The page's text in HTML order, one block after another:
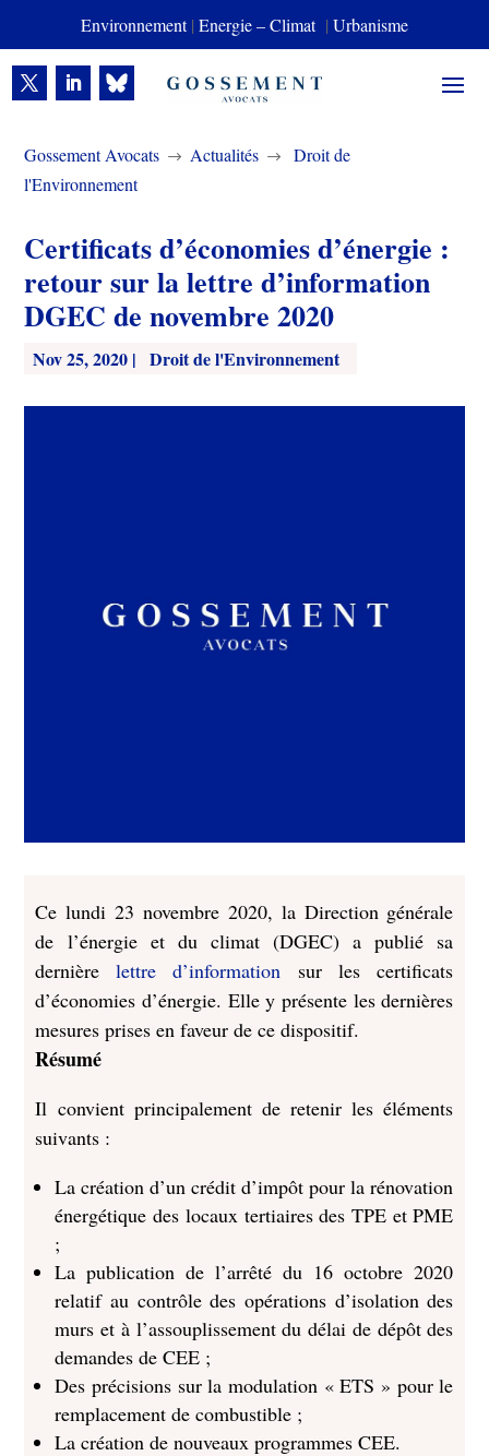
Environnement| Energie – Climat | Urbanisme
Gossement Avocats $ Actualités $
Droit de
l'Environnement
Certificats d’économies d’énergie :
retour sur la lettre d’information
DGEC de novembre 2020
Nov 25, 2020 | Droit de l'Environnement
Ce lundi 23 novembre 2020, la Direction générale
de l’énergie et du climat (DGEC) a publié sa
dernièrelettre d’information sur les certificats
d’économies d’énergie. Elle y présente les dernières
mesures prises en faveur de ce dispositif.
Résumé
Il convient principalement de retenir les éléments
suivants :
La création d’un crédit d’impôt pour la rénovation
énergétique des locaux tertiaires des TPE et PME
;
La publication de l’arrêté du 16 octobre 2020
relatif au contrôle des opérations d’isolation des
murs et à l’assouplissement du délai de dépôt des
demandes de CEE ;
Des précisions sur la modulation « ETS » pour le
remplacement de combustible ;
La création de nouveaux programmes CEE.